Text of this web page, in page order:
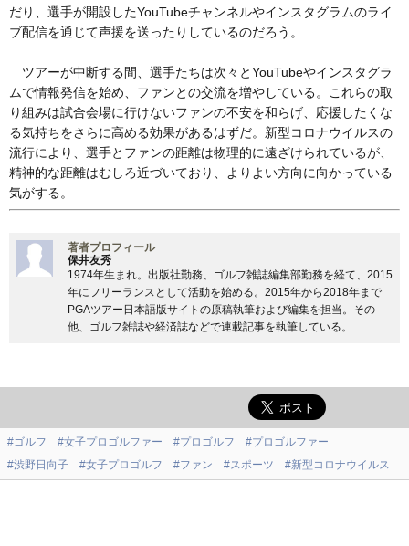
だり、選手が開設したYouTubeチャンネルやインスタグラムのライ
ブ配信を通じて声援を送ったりしているのだろう。
ツアーが中断する間、選手たちは次々とYouTubeやインスタグラ
ムで情報発信を始め、ファンとの交流を増やしている。これらの取
り組みは試合会場に行けないファンの不安を和らげ、応援したくな
る気持ちをさらに高める効果があるはずだ。新型コロナウイルスの
流行により、選手とファンの距離は物理的に遠ざけられているが、
精神的な距離はむしろ近づいており、よりよい方向に向かっている
気がする。
著者プロフィール
保井友秀
1974年生まれ。出版社勤務、ゴルフ雑誌編集部勤務を経て、2015
年にフリーランスとして活動を始める。2015年から2018年まで
PGAツアー日本語版サイトの原稿執筆および編集を担当。その
他、ゴルフ雑誌や経済誌などで連載記事を執筆している。
#ゴルフ #女子プロゴルファー #プロゴルフ
#プロゴルファー
#渋野日向子
#女子プロゴルフ #ファン #スポーツ #新型コロナウイルス